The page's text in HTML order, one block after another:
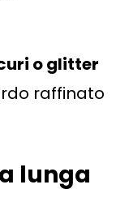
o glitter
raffinato
lunga